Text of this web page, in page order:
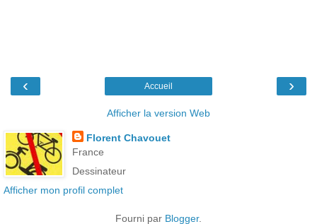
‹ ›
Accueil
Afficher la version Web
Florent Chavouet
France
Dessinateur
Afficher mon profil complet
Fourni par Blogger.